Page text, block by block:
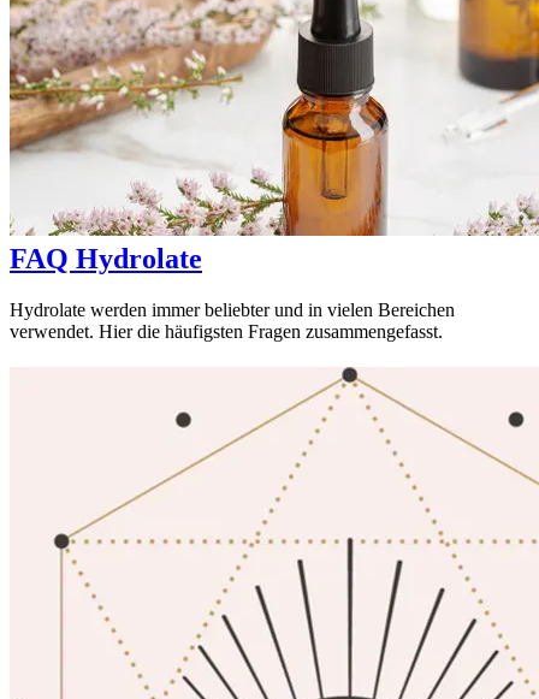
FAQ Hydrolate
Hydrolate werden immer beliebter und in vielen Bereichen
verwendet. Hier die häufigsten Fragen zusammengefasst.